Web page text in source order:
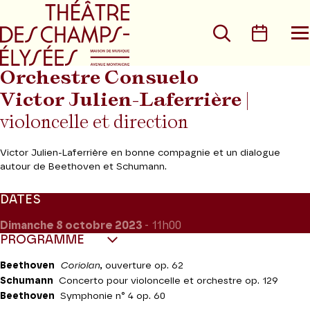
Aller au menu principal
Rechercher
Orchestre Consuelo
Victor Julien-Laferrière |
violoncelle et direction
Victor Julien-Laferrière en bonne compagnie et un dialogue
autour de Beethoven et Schumann.
DATES
Dimanche 8 octobre 2023 - 11h00
PROGRAMME
Beethoven Coriolan, ouverture op. 62
Schumann Concerto pour violoncelle et orchestre op. 129
Beethoven Symphonie n° 4 op. 60